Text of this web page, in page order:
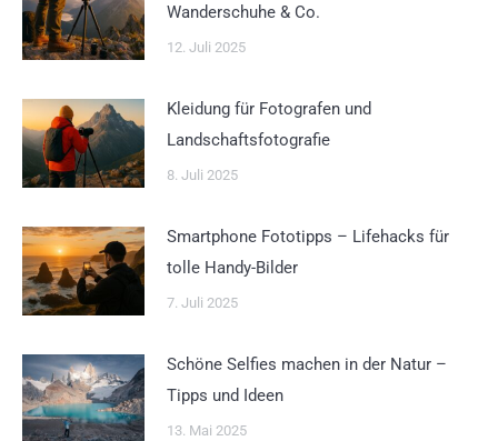
Wanderschuhe & Co.
12. Juli 2025
Kleidung für Fotografen und
Landschaftsfotografie
8. Juli 2025
Smartphone Fototipps – Lifehacks für
tolle Handy-Bilder
7. Juli 2025
Schöne Selfies machen in der Natur –
Tipps und Ideen
13. Mai 2025